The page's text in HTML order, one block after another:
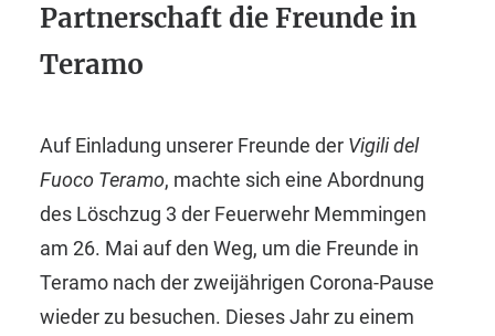
Partnerschaft die Freunde in
Teramo
Auf Einladung unserer Freunde der Vigili del
Fuoco Teramo, machte sich eine Abordnung
des Löschzug 3 der Feuerwehr Memmingen
am 26. Mai auf den Weg, um die Freunde in
Teramo nach der zweijährigen Corona-Pause
wieder zu besuchen. Dieses Jahr zu einem